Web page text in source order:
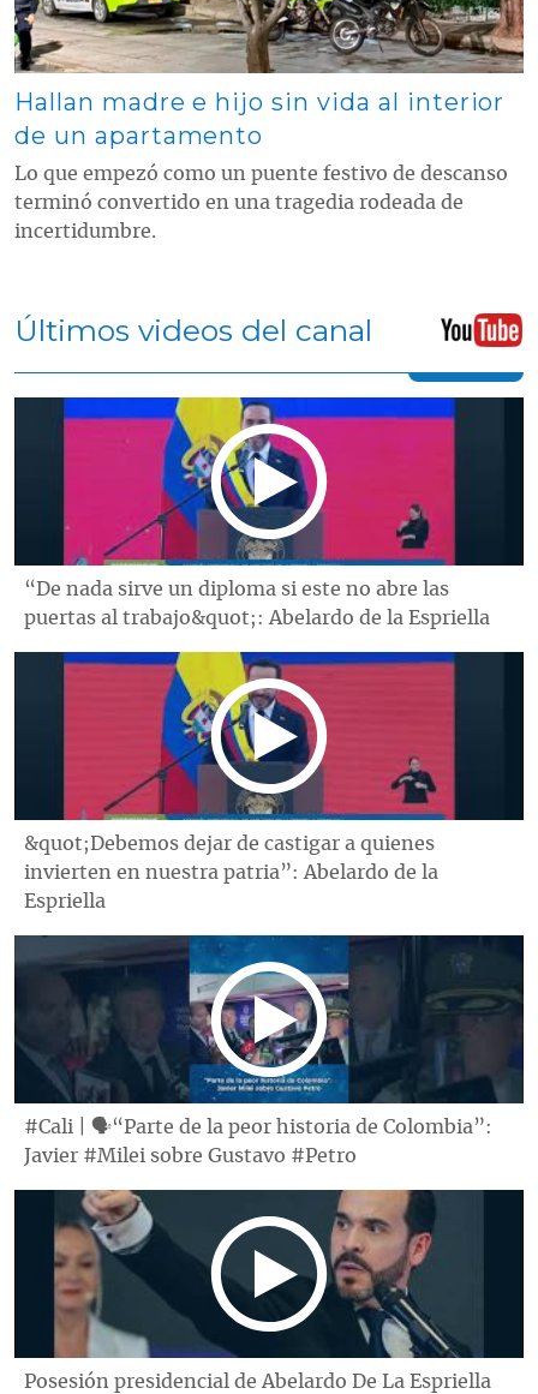
Hallan madre e hijo sin vida al interior
de un apartamento
Lo que empezó como un puente festivo de descanso
terminó convertido en una tragedia rodeada de
incertidumbre.
Últimos videos del canal
“De nada sirve un diploma si este no abre las
puertas al trabajo&quot;: Abelardo de la Espriella
&quot;Debemos dejar de castigar a quienes
invierten en nuestra patria”: Abelardo de la
Espriella
#Cali | 🗣“Parte de la peor historia de Colombia”:
Javier #Milei sobre Gustavo #Petro
Posesión presidencial de Abelardo De La Espriella